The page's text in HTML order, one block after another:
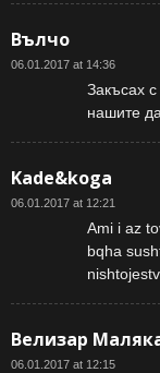
Вълчо
06.01.2017 at 14:36
Закъсах с
нашите
Kade&koga
06.01.2017 at 12:21
Ami i az
bqha
Велизар
06.01.2017 at 12:15